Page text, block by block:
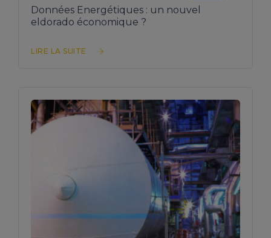
Données Energétiques : un nouvel
eldorado économique ?
LIRE LA SUITE